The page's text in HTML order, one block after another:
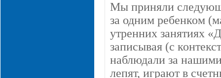
Мы приняли
за одним ребенком
утренних занятиях
записывая (с
наблюдали за нашими
лепят, играют в